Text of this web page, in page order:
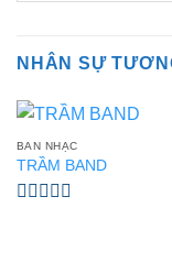
NHÂN SỰ
BAN NHẠC
TRẦM BAND